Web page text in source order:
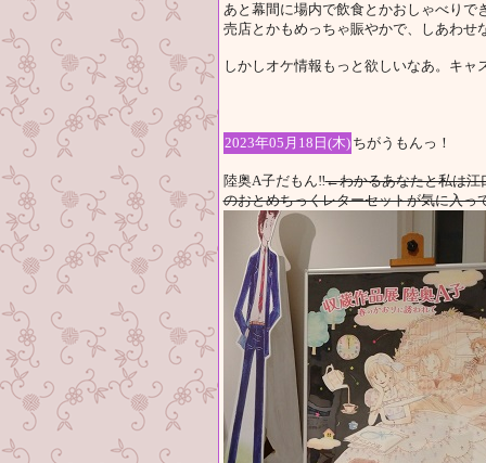
あと幕間に場内で飲食とかおしゃべりで
売店とかもめっちゃ賑やかで、しあわせ
しかしオケ情報もっと欲しいなあ。キャ
2023年05月18日(木) ちがうもんっ！
陸奥A子だもん‼←わかるあなたと私は江
のおとめちっくレターセットが気に入